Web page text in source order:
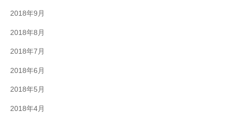
2018年9月
2018年8月
2018年7月
2018年6月
2018年5月
2018年4月